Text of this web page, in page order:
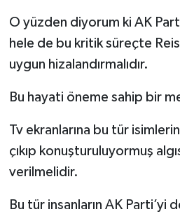
O yüzden diyorum ki AK
hele de bu kritik süreçte
uygun hizalandırmalıdır.
Bu hayati öneme sahip bir
Tv ekranlarına bu tür
çıkıp konuşturuluyormuş
verilmelidir.
Bu tür insanların AK Parti’yi